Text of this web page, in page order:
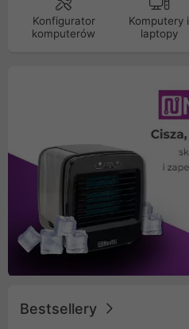
Konfigurator
komputerów
Komputery i
laptopy
Bestsellery